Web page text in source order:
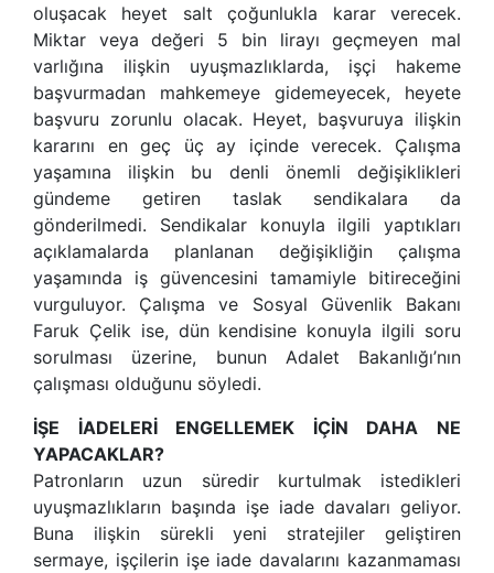
oluşacak heyet salt çoğunlukla karar verecek.
Miktar veya değeri 5 bin lirayı geçmeyen mal
varlığına ilişkin uyuşmazlıklarda, işçi hakeme
başvurmadan mahkemeye gidemeyecek, heyete
başvuru zorunlu olacak. Heyet, başvuruya ilişkin
kararını en geç üç ay içinde verecek. Çalışma
yaşamına ilişkin bu denli önemli değişiklikleri
gündeme getiren taslak sendikalara da
gönderilmedi. Sendikalar konuyla ilgili yaptıkları
açıklamalarda planlanan değişikliğin çalışma
yaşamında iş güvencesini tamamiyle bitireceğini
vurguluyor. Çalışma ve Sosyal Güvenlik Bakanı
Faruk Çelik ise, dün kendisine konuyla ilgili soru
sorulması üzerine, bunun Adalet Bakanlığı’nın
çalışması olduğunu söyledi.
İŞE İADELERİ ENGELLEMEK İÇİN DAHA NE
YAPACAKLAR?
Patronların uzun süredir kurtulmak istedikleri
uyuşmazlıkların başında işe iade davaları geliyor.
Buna ilişkin sürekli yeni stratejiler geliştiren
sermaye, işçilerin işe iade davalarını kazanmaması